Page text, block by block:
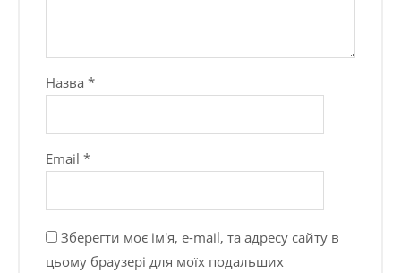
Назва*
Email*
Зберегти моє ім'я, e-mail, та адресу сайту в
цьому браузері для моїх подальших